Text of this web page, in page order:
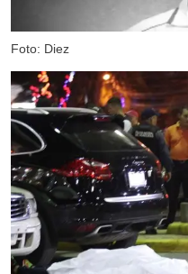
Foto: Diez